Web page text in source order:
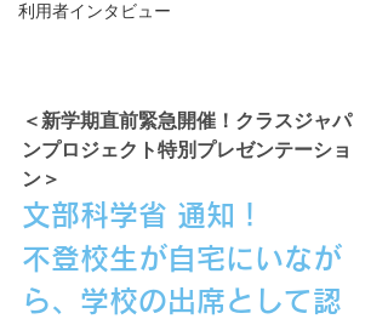
利用者インタビュー
＜新学期直前緊急開催！クラスジャパ
ンプロジェクト特別プレゼンテーショ
ン＞
文部科学省 通知！
不登校生が自宅にいなが
ら、学校の出席として認